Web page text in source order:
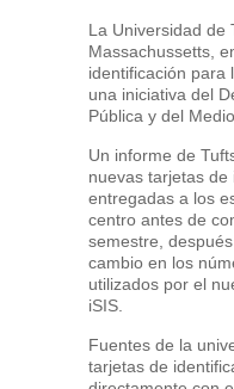
La Universidad de
Massachussetts,
identificación para
una iniciativa del
Pública y del
Un informe de
nuevas tarjetas de
entregadas a los
centro antes de
semestre,
cambio en los
utilizados por el
iSIS.
Fuentes de la
tarjetas de